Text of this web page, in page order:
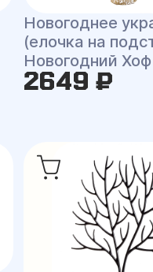
Новогоднее
(елочка на
Новогодний Хоф
2649 ₽